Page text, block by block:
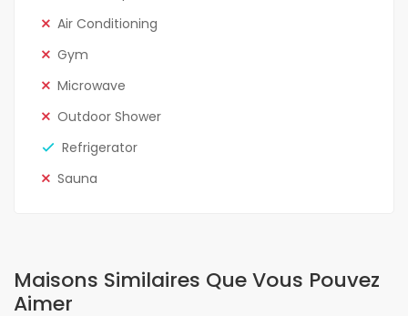
Air Conditioning
Gym
Microwave
Outdoor Shower
Refrigerator
Sauna
Maisons Similaires Que Vous Pouvez
Aimer